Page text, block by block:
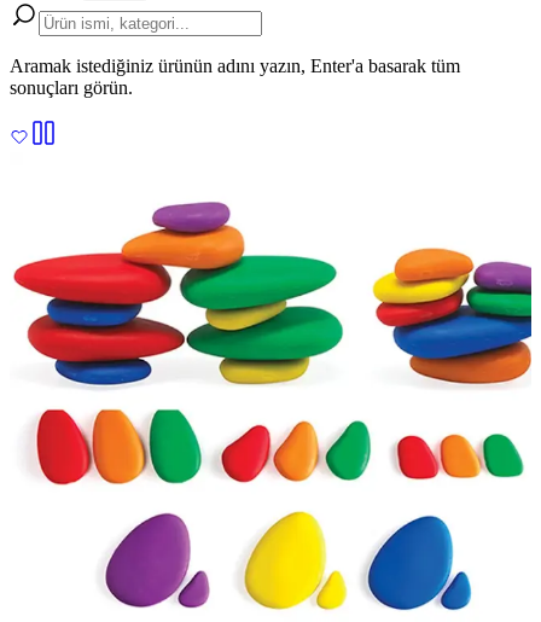
Aramak istediğiniz ürünün adını yazın, Enter'a basarak tüm
sonuçları görün.